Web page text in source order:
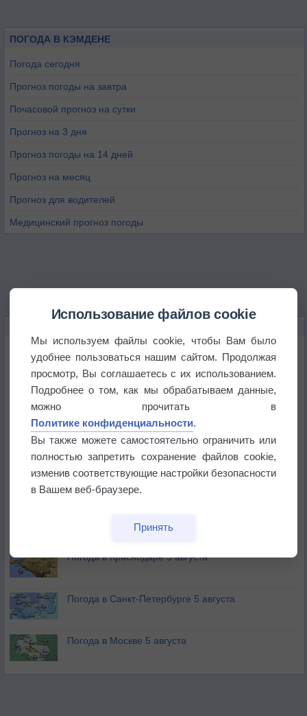
ПОГОДА В КЭМДЕНЕ
Погода сегодня
Прогноз погоды на завтра
Почасовой прогноз на сутки
Прогноз на 3 дня
Прогноз погоды на 14 дней
Прогноз на месяц
Прогноз для водителей
Медицинский прогноз погоды
Дневная температура воздуха в ОАЭ превысила
+51°
Европейские столицы бьют рекорды жары
Впервые за 155 лет в Лондоне в течение месяца
не выпадал дождь
Лето продолжит щедро раздавать своё тепло!
Погода в Краснодаре 5 августа
Погода в Санкт-Петербурге 5 августа
Погода в Москве 5 августа
Использование файлов cookie
Мы используем файлы cookie, чтобы Вам было
удобнее пользоваться нашим сайтом. Продолжая
просмотр, Вы соглашаетесь с их использованием.
Подробнее о том, как мы обрабатываем данные,
можно прочитать в
Политике конфиденциальности.
Вы также можете самостоятельно ограничить или
полностью запретить сохранение файлов cookie,
изменив соответствующие настройки безопасности
в Вашем веб-браузере.
Принять